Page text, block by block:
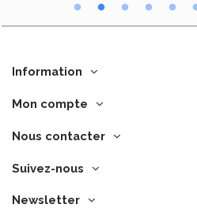
Information
Mon compte
Nous contacter
Suivez-nous
Newsletter